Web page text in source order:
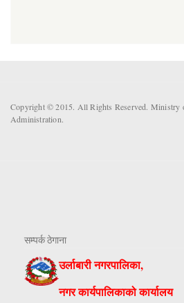
Copyright © 2015. All Rights Reserved. Ministry
Administration.
सम्पर्क ठेगाना
उर्लाबारी नगरपालिका,
नगर कार्यपालिकाको कार्यालय